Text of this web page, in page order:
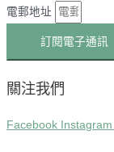
電郵地址
訂閱電子通訊
關注我們
Facebook Instagram